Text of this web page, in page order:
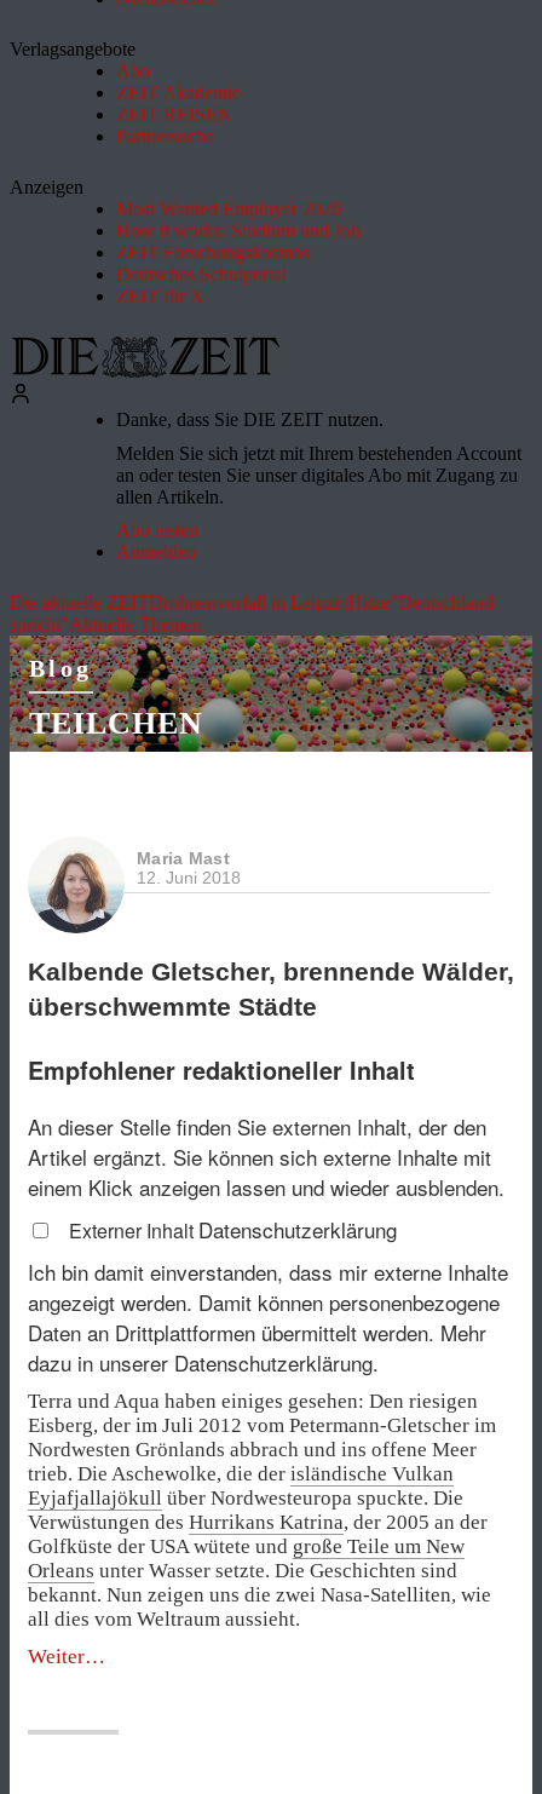
Verlagsangebote
Abo
ZEIT Akademie
ZEIT REISEN
Partnersuche
Anzeigen
Most Wanted Employer 2026
How it works: Studium und Job
ZEIT Forschungskosmos
Deutsches Schulportal
ZEIT für X
Danke, dass Sie DIE ZEIT nutzen.
Melden Sie sich jetzt mit Ihrem bestehenden Account
an oder testen Sie unser digitales Abo mit Zugang zu
allen Artikeln.
Abo testen
Anmelden
Die aktuelle ZEITDrohnenvorfall in LeipzigHitze"Deutschland
spricht"Aktuelle Themen
Blog
TEILCHEN
Maria Mast
12. Juni 2018
Kalbende Gletscher, brennende Wälder,
überschwemmte Städte
Empfohlener redaktioneller Inhalt
An dieser Stelle finden Sie externen Inhalt, der den
Artikel ergänzt. Sie können sich externe Inhalte mit
einem Klick anzeigen lassen und wieder ausblenden.
Externer Inhalt Datenschutzerklärung
Ich bin damit einverstanden, dass mir externe Inhalte
angezeigt werden. Damit können personenbezogene
Daten an Drittplattformen übermittelt werden. Mehr
dazu in unserer Datenschutzerklärung.
Terra und Aqua haben einiges gesehen: Den riesigen
Eisberg, der im Juli 2012 vom Petermann-Gletscher im
Nordwesten Grönlands abbrach und ins offene Meer
trieb. Die Aschewolke, die der isländische Vulkan
Eyjafjallajökull über Nordwesteuropa spuckte. Die
Verwüstungen des Hurrikans Katrina, der 2005 an der
Golfküste der USA wütete und große Teile um New
Orleans unter Wasser setzte. Die Geschichten sind
bekannt. Nun zeigen uns die zwei Nasa-Satelliten, wie
all dies vom Weltraum aussieht.
Weiter„Kalbende
Wälder,